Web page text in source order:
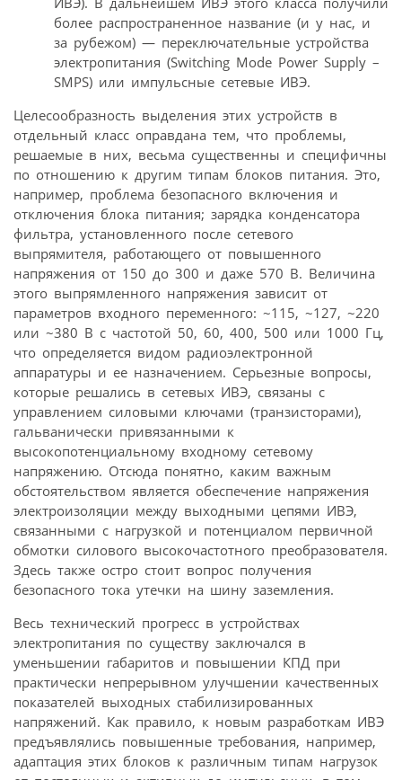
более распространенное название (и у нас, и
за рубежом) — переключательные устройства
электропитания (Switching Mode Power Supply –
SMPS) или импульсные сетевые ИВЭ.
Целесообразность выделения этих устройств в
отдельный класс оправдана тем, что проблемы,
решаемые в них, весьма существенны и специфичны
по отношению к другим типам блоков питания. Это,
например, проблема безопасного включения и
отключения блока питания; зарядка конденсатора
фильтра, установленного после сетевого
выпрямителя, работающего от повышенного
напряжения от 150 до 300 и даже 570 В. Величина
этого выпрямленного напряжения зависит от
параметров входного переменного: ~115, ~127, ~220
или ~380 В с частотой 50, 60, 400, 500 или 1000 Гц,
что определяется видом радиоэлектронной
аппаратуры и ее назначением. Серьезные вопросы,
которые решались в сетевых ИВЭ, связаны с
управлением силовыми ключами (транзисторами),
гальванически привязанными к
высокопотенциальному входному сетевому
напряжению. Отсюда понятно, каким важным
обстоятельством является обеспечение напряжения
электроизоляции между выходными цепями ИВЭ,
связанными с нагрузкой и потенциалом первичной
обмотки силового высокочастотного преобразователя.
Здесь также остро стоит вопрос получения
безопасного тока утечки на шину заземления.
Весь технический прогресс в устройствах
электропитания по существу заключался в
уменьшении габаритов и повышении КПД при
практически непрерывном улучшении качественных
показателей выходных стабилизированных
напряжений. Как правило, к новым разработкам ИВЭ
предъявлялись повышенные требования, например,
адаптация этих блоков к различным типам нагрузок